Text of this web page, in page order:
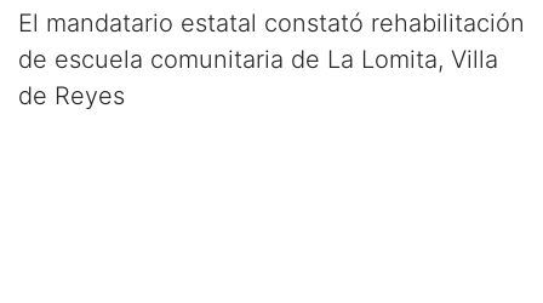
El mandatario estatal constató rehabilitación
de escuela comunitaria de La Lomita, Villa
de Reyes